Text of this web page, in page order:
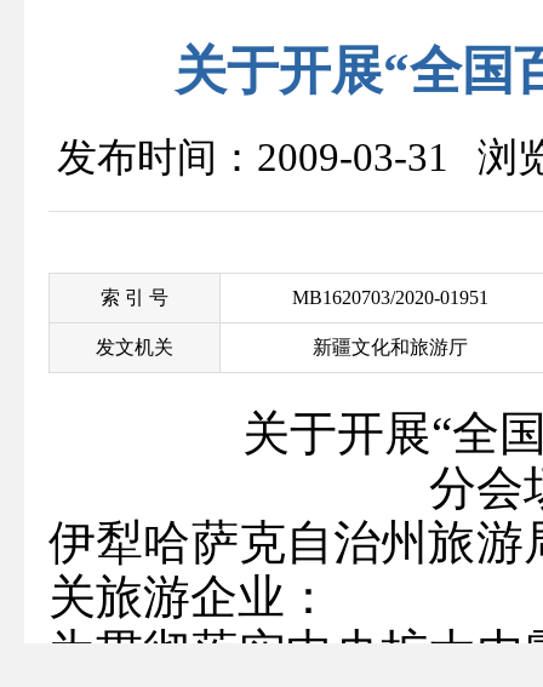
关于开展“全国
发布时间：2009-03-31 浏
索 引 号 MB1620703/2020-01951
发文机关 新疆文化和旅游厅
关于开展“全
分会
伊犁哈萨克自治州旅
关旅游企业：
为贯彻落实中央扩大